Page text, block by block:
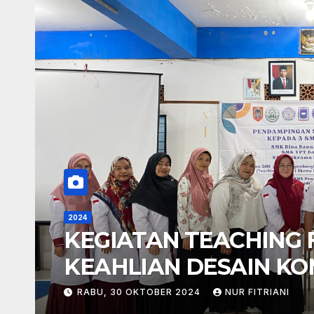
2024
KEGIATAN TEACHING
KEAHLIAN DESAIN
YPT BANJARMASIN
RABU, 30 OKTOBER 2024 NUR FITRIANI